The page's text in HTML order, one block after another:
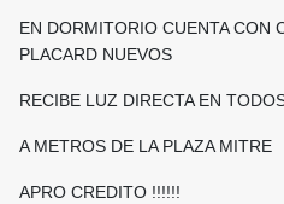
EN DORMITORIO CUENTA CON
PLACARD NUEVOS
RECIBE LUZ DIRECTA EN
A METROS DE LA PLAZA MITRE
APRO CREDITO !!!!!!